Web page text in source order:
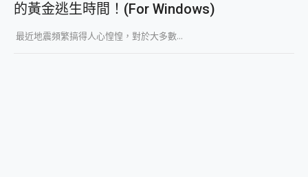
的黃金逃生時間！(For Windows)
最近地震頻繁搞得人心惶惶，對於大多數...